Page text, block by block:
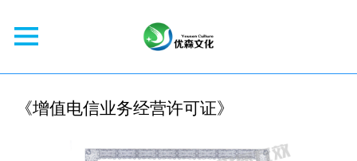
《增值电信业务经营许可证》